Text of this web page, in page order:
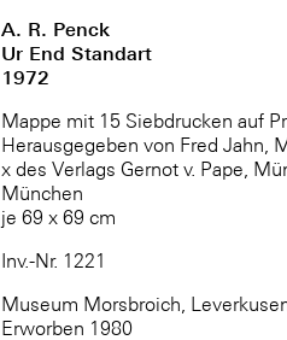
A. R. Penck
Ur End Standart
1972
Mappe mit 15 Siebdrucken auf
Herausgegeben von Fred Jahn,
x des Verlags Gernot v. Pape,
München
je 69 x 69 cm
Inv.-Nr. 1221
Museum Morsbroich,
Erworben 1980